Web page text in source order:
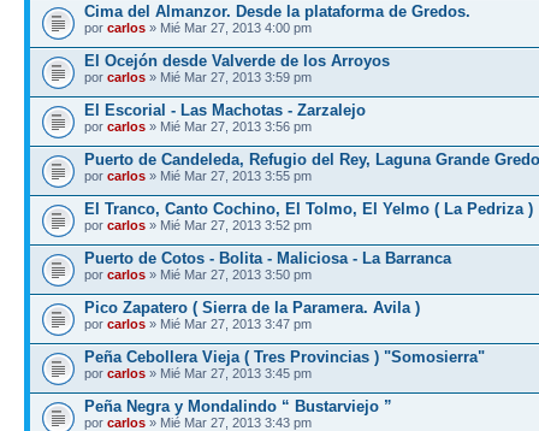
Cima del Almanzor. Desde la plataforma de Gredos.
por carlos » Mié Mar 27, 2013 4:00 pm
El Ocejón desde Valverde de los Arroyos
por carlos » Mié Mar 27, 2013 3:59 pm
El Escorial - Las Machotas - Zarzalejo
por carlos » Mié Mar 27, 2013 3:56 pm
Puerto de Candeleda, Refugio del Rey, Laguna Grande
por carlos » Mié Mar 27, 2013 3:55 pm
El Tranco, Canto Cochino, El Tolmo, El Yelmo ( La Pedriza )
por carlos » Mié Mar 27, 2013 3:52 pm
Puerto de Cotos - Bolita - Maliciosa - La Barranca
por carlos » Mié Mar 27, 2013 3:50 pm
Pico Zapatero ( Sierra de la Paramera. Avila )
por carlos » Mié Mar 27, 2013 3:47 pm
Peña Cebollera Vieja ( Tres Provincias ) "Somosierra"
por carlos » Mié Mar 27, 2013 3:45 pm
Peña Negra y Mondalindo “ Bustarviejo ”
por carlos » Mié Mar 27, 2013 3:43 pm